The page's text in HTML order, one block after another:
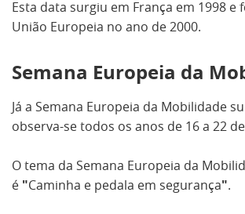
Esta data surgiu em França em 1998 e
União Europeia no ano de 2000.
Semana Europeia da
Já a Semana Europeia da Mobilidade
observa-se todos os anos de 16 a 22
O tema da Semana Europeia da
é "Caminha e pedala em segurança".